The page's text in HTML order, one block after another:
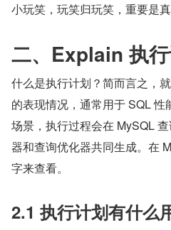
小玩笑，玩笑归玩笑，重要是
二、Explain 执
什么是执行计划？简而言之，
的表现情况，通常用于 SQL
场景，执行过程会在 MySQL
器和查询优化器共同生成。在
字来查看。
2.1 执行计划有什么